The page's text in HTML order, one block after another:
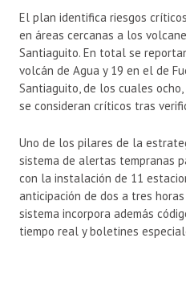
El plan identifica riesgos
en áreas cercanas a los
Santiaguito. En total se
volcán de Agua y 19 en el de
Santiaguito, de los cuales
se consideran críticos tras
Uno de los pilares de la
sistema de alertas tempranas
con la instalación de 11
anticipación de dos a tres
sistema incorpora además
tiempo real y boletines